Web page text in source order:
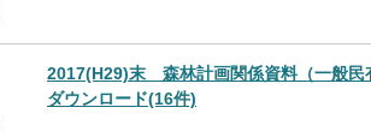
2017(H29)末 森林計画関係資料（一般民
ダウンロード(16件)